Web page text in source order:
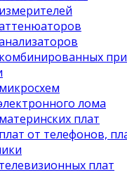
лома
плат
от телефонов,
плат